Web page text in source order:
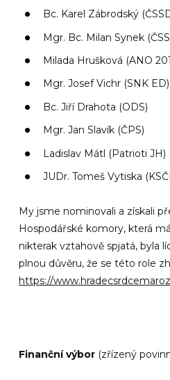
Bc. Karel Zábrodský
Mgr. Bc. Milan Synek
Milada Hrušková (ANO
Mgr. Josef Vichr (SNK ED)
Bc. Jiří Drahota (ODS)
Mgr. Jan Slavík (ČPS)
Ladislav Mátl (Patrioti JH)
JUDr. Tomeš Vytiska
My jsme nominovali a získali
Hospodářské komory, která
nikterak vztahově spjatá, byla
plnou důvěru, že se této role
https://
Finanční výbor (zřízený